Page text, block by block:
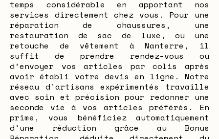
temps considérable en apportant nos
services directement chez vous. Pour une
réparation de chaussures, une
restauration de sac de luxe, ou une
retouche de vêtement à Nanterre, il
suffit de prendre rendez-vous ou
d’envoyer vos articles par colis après
avoir établi votre devis en ligne. Notre
réseau d’artisans expérimentés travaille
avec soin et précision pour redonner une
seconde vie à vos articles préférés. En
prime, vous bénéficiez automatiquement
d'une réduction grâce au Bonus